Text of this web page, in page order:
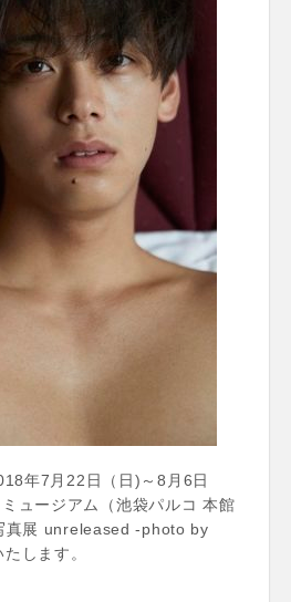
年7月22日（日)～8月6日
ミュージアム（池袋パルコ 本館
真展 unreleased -photo by
します。